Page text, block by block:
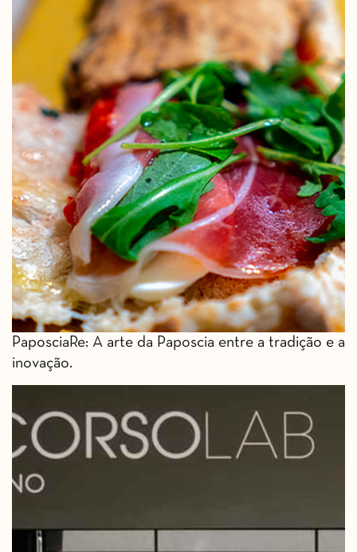
PaposciaRe: A arte da Paposcia entre a tradição e a
inovação.